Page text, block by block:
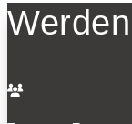
